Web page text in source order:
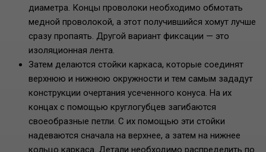
диаметра. Концы проволоки необходимо обмотать
медной проволокой, а этот получившийся хомут лучше
сразу пропаять. Другой вариант фиксации — это
изоляционная лента.
Затем делаются стойки каркаса, которые соединят
верхнюю и нижнюю окружности и тем самым зададут
конструкции очертания усеченного конуса. На их
концах с помощью круглогубцев загибаются
своеобразные петли. С их помощью эти стойки
надеваются сначала на верхнее, а затем на нижнее
кольцо каркаса. Детали необходимо распределить по